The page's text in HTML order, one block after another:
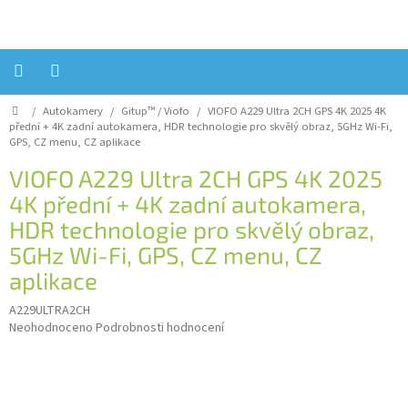
Úvod
Reklamace?
Obchodní
podmínky
Návody,
FIRMWARE
a
testy
Kontakty
Domů
/ Autokamery / Gitup™ / Viofo / VIOFO A229 Ultra 2CH GPS 4K 20254K
přední + 4K zadní autokamera, HDR technologie pro skvělý obraz, 5GHz Wi-Fi,
GPS, CZ menu, CZ aplikace
VIOFO A229 Ultra 2CH GPS 4K 2025
4K přední + 4K zadní autokamera,
HDR technologie pro skvělý obraz,
5GHz Wi-Fi, GPS, CZ menu, CZ
aplikace
A229ULTRA2CH
Průměrné
Neohodnoceno Podrobnosti hodnocení